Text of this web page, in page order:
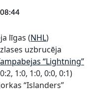
08:44
līgas (NHL)
uzbrucēja
“Lightning”
1:0, 1:0, 0:0, 0:1)
“Islanders”